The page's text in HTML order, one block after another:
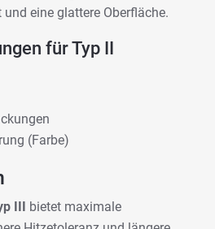
eine glattere Oberfläche.
für Typ II
(Farbe)
III bietet maximale